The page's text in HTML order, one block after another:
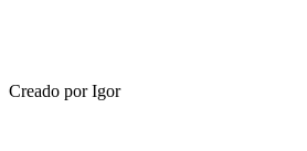
Creado por Igor